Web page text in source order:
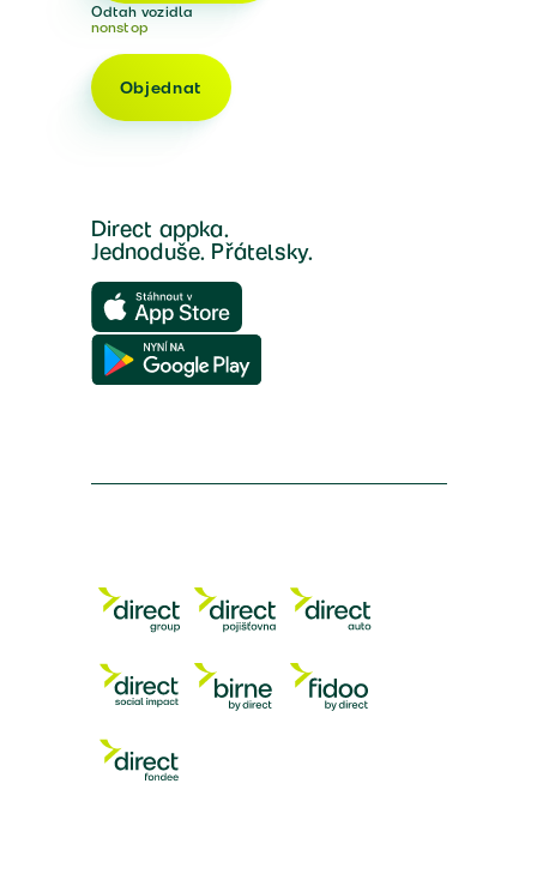
Odtah vozidla
nonstop
Objednat
Direct appka.
Jednoduše. Přátelsky.